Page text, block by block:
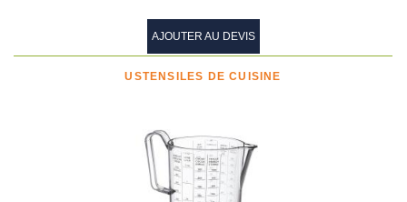
AJOUTER AU DEVIS
USTENSILES DE CUISINE